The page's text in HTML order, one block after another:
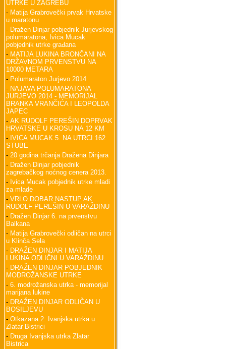
UTRKE U ZAGREBU
- Matija Grabrovečki prvak Hrvatske
u maratonu
- Dražen Dinjar pobjednik Jurjevskog
polumaratona, Ivica Mucak
pobjednik utrke građana
- MATIJA LUKINA BRONČANI NA
DRŽAVNOM PRVENSTVU NA
10000 METARA
- Polumaraton Jurjevo 2014
- NAJAVA POLUMARATONA
JURJEVO 2014 - MEMORIJAL
BRANKA VRANČIĆA I LEOPOLDA
JAPEC
- AK RUDOLF PEREŠIN DOPRVAK
HRVATSKE U KROSU NA 12 KM
- IVICA MUCAK 5. NA UTRCI 162
STUBE
- 20 godina trčanja Dražena Dinjara
- Dražen Dinjar pobjednik
zagrebačkog noćnog cenera 2013.
- Ivica Mucak pobjednik utrke mladi
za mlade
- VRLO DOBAR NASTUP AK
RUDOLF PEREŠIN U VARAŽDINU
- Dražen Dinjar 6. na prvenstvu
Balkana
- Matija Grabrovečki odličan na utrci
u Klinča Sela
- DRAŽEN DINJAR I MATIJA
LUKINA ODLIČNI U VARAŽDINU
- DRAŽEN DINJAR POBJEDNIK
MODROŽANSKE UTRKE
- 6. modrožanska utrka - memorijal
marijana lukine
- DRAŽEN DINJAR ODLIČAN U
BOSILJEVU
- Otkazana 2. Ivanjska utrka u
Zlatar Bistrici
- Druga Ivanjska utrka Zlatar
Bistrica